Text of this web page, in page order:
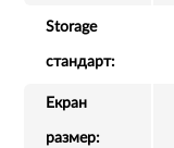
Storage
стандарт:
Екран
размер: